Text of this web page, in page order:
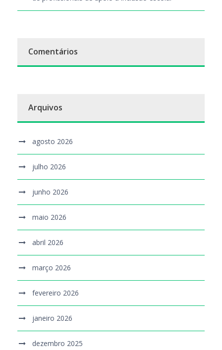
Comentários
Arquivos
agosto 2026
julho 2026
junho 2026
maio 2026
abril 2026
março 2026
fevereiro 2026
janeiro 2026
dezembro 2025